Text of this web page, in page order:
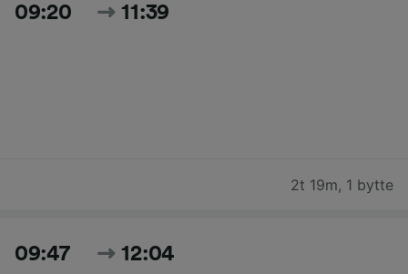
09:20 11:39
2t 19m, 1 bytte
09:47 12:04